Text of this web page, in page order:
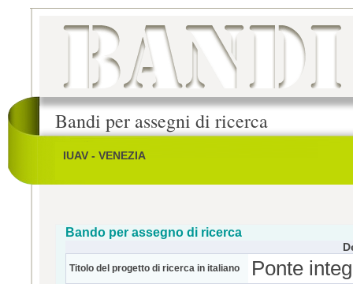
Bandi per assegni di ricerca
IUAV - VENEZIA
Bando per assegno di ricerca
Titolo del progetto di ricerca in italiano Ponte